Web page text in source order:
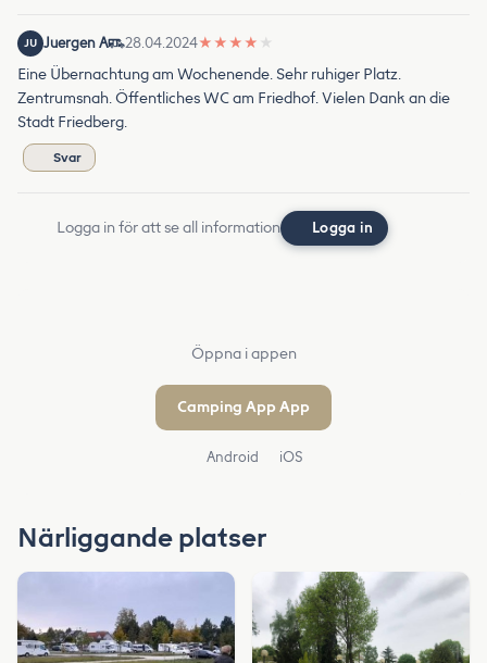
JU Juergen A 28.04.2024★ ★ ★ ★ ★
Eine Übernachtung am Wochenende. Sehr ruhiger Platz.
Zentrumsnah. Öffentliches WC am Friedhof. Vielen Dank an die
Stadt Friedberg.
Svar
Logga in för att se all information Logga in
Öppna i appen
Camping App App
Android iOS
Närliggande platser